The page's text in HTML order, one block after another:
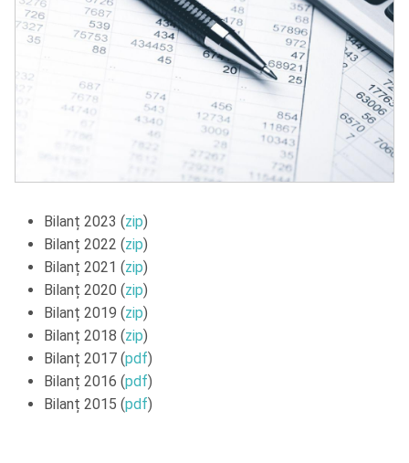
Bilanț 2023 (zip)
Bilanț 2022 (zip)
Bilanț 2021 (zip)
Bilanț 2020 (zip)
Bilanț 2019 (zip)
Bilanț 2018 (zip)
Bilanț 2017 (pdf)
Bilanț 2016 (pdf)
Bilanț 2015 (pdf)